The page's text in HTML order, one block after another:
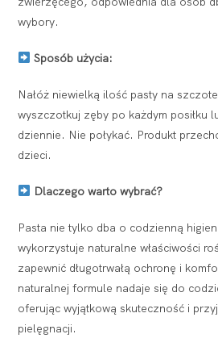
wybory.
Sposób użycia:
Nałóż niewielką ilość pasty na
wyszczotkuj zęby po każdym posiłku
dziennie. Nie połykać. Produkt
dzieci.
Dlaczego warto wybrać?
Pasta nie tylko dba o codzienną
wykorzystuje naturalne właściwości
zapewnić długotrwałą ochronę i
naturalnej formule nadaje się do
oferując wyjątkową skuteczność i
pielęgnacji.